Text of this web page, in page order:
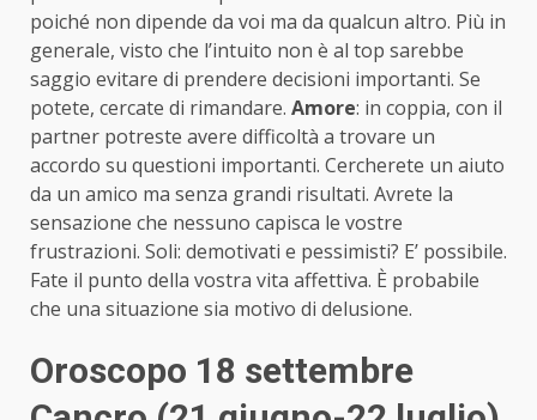
poiché non dipende da voi ma da qualcun altro. Più in
generale, visto che l’intuito non è al top sarebbe
saggio evitare di prendere decisioni importanti. Se
potete, cercate di rimandare. Amore: in coppia, con il
partner potreste avere difficoltà a trovare un
accordo su questioni importanti. Cercherete un aiuto
da un amico ma senza grandi risultati. Avrete la
sensazione che nessuno capisca le vostre
frustrazioni. Soli: demotivati e pessimisti? E’ possibile.
Fate il punto della vostra vita affettiva. È probabile
che una situazione sia motivo di delusione.
Oroscopo 18 settembre